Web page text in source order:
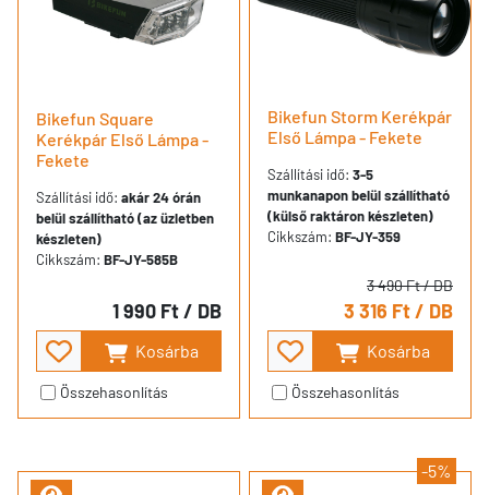
Bikefun Square
Kerékpár Első Lámpa -
Fekete
Szállítási idő: akár 24 órán
belül szállítható (az üzletben
készleten)
Cikkszám: BF-JY-585B
1 990 Ft/ DB
Kosárba
Összehasonlítás
Bikefun Storm Kerékpár
Első Lámpa - Fekete
Szállítási idő: 3-5
munkanapon belül szállítható
(külső raktáron készleten)
Cikkszám: BF-JY-359
3 490 Ft/ DB
3 316 Ft/ DB
Kosárba
Összehasonlítás
-5%